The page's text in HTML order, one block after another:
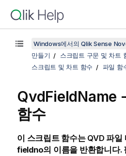
Windows에서의 Qlik Sense
만들기
스크립트 구문 및 차트
스크립트 및 차트 함수
파일 함
QvdFieldName
함수
이 스크립트 함수는 QVD 파일
fieldno의 이름을 반환합니다.